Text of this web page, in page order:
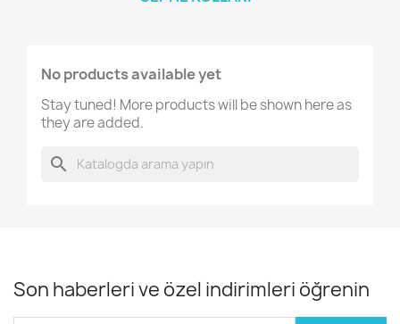
No products available yet
Stay tuned! More products will be shown here as
they are added.
search
Son haberleri ve özel indirimleri öğrenin